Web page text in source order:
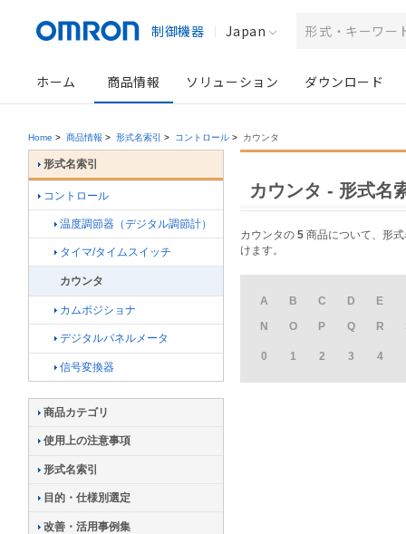
制御機器 Japan
ホーム 商品情報 ソリューション ダウンロード
Home > 商品情報 > 形式名索引 > コントロール > カウンタ
カウンタ - 形式名
カウンタの 5 商品について、形
けます。
A B C D E
N
O P Q R
0 1 2 3 4
形式名索引
コントロール
温度調節器（デジタル調節計）
タイマ/タイムスイッチ
カウンタ
カムポジショナ
デジタルパネルメータ
信号変換器
商品カテゴリ
使用上の注意事項
形式名索引
目的・仕様別選定
改善・活用事例集